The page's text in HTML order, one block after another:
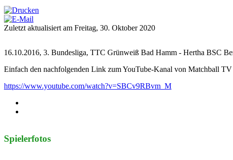
Zuletzt aktualisiert am Freitag, 30. Oktober 2020
16.10.2016, 3. Bundesliga, TTC Grünweiß Bad Hamm - Hertha BSC
Einfach den nachfolgenden Link zum YouTube-Kanal von Matchball
https://www.youtube.com/watch?v=SBCv9RBvm_M
Spielerfotos